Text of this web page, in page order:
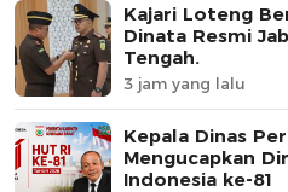
Kajari Loteng
Dinata Resmi
Tengah.
3 jam yang lalu
Kepala Dinas
Mengucapkan
Indonesia ke-81